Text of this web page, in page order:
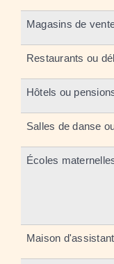
Magasins de
Restaurants ou
Hôtels ou
Salles de danse
Écoles
Maison